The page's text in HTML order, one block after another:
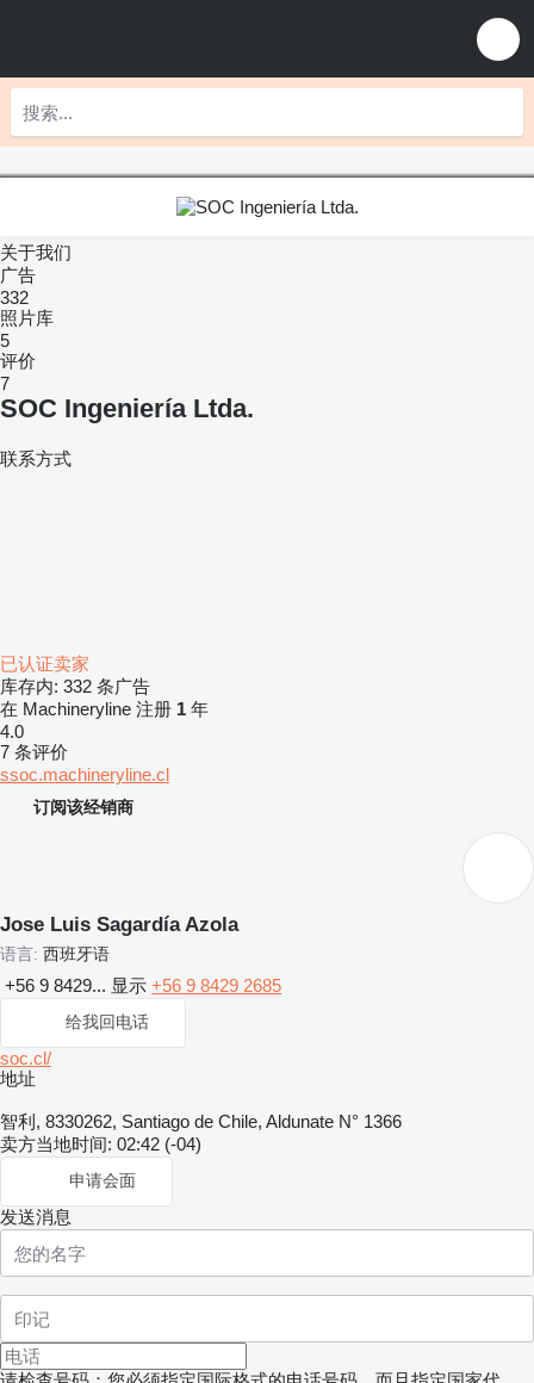
关于我们
广告
332
照片库
5
评价
7
SOC Ingeniería Ltda.
联系方式
已认证卖家
库存内: 332 条广告
在 Machineryline 注册 1 年
4.0
7 条评价
ssoc.machineryline.cl
订阅该经销商
Jose Luis Sagardía Azola
语言: 西班牙语
+56 9 8429... 显示 +56 9 8429 2685
给我回电话
soc.cl/
地址
智利, 8330262, Santiago de Chile, Aldunate N° 1366
卖方当地时间: 02:42 (-04)
申请会面
发送消息